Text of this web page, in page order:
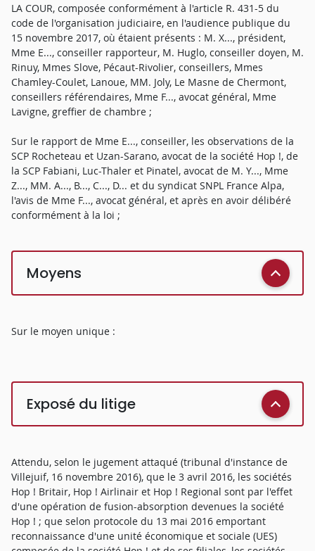
LA COUR, composée conformément à l'article R. 431-5 du
code de l'organisation judiciaire, en l'audience publique du
15 novembre 2017, où étaient présents : M. X..., président,
Mme E..., conseiller rapporteur, M. Huglo, conseiller doyen, M.
Rinuy, Mmes Slove, Pécaut-Rivolier, conseillers, Mmes
Chamley-Coulet, Lanoue, MM. Joly, Le Masne de Chermont,
conseillers référendaires, Mme F..., avocat général, Mme
Lavigne, greffier de chambre ;
Sur le rapport de Mme E..., conseiller, les observations de la
SCP Rocheteau et Uzan-Sarano, avocat de la société Hop !, de
la SCP Fabiani, Luc-Thaler et Pinatel, avocat de M. Y..., Mme
Z..., MM. A..., B..., C..., D... et du syndicat SNPL France Alpa,
l'avis de Mme F..., avocat général, et après en avoir délibéré
conformément à la loi ;
Moyens
Sur le moyen unique :
Exposé du litige
Attendu, selon le jugement attaqué (tribunal d'instance de
Villejuif, 16 novembre 2016), que le 3 avril 2016, les sociétés
Hop ! Britair, Hop ! Airlinair et Hop ! Regional sont par l'effet
d'une opération de fusion-absorption devenues la société
Hop ! ; que selon protocole du 13 mai 2016 emportant
reconnaissance d'une unité économique et sociale (UES)